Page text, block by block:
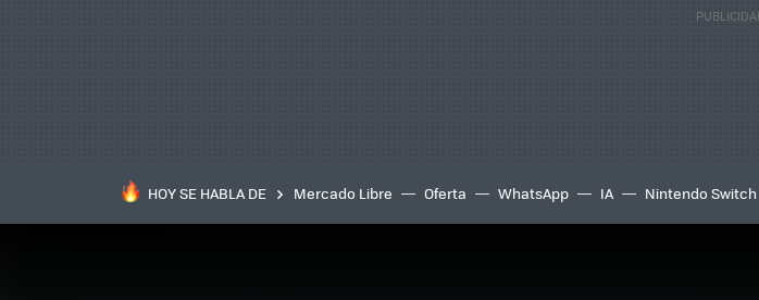
HOY SE HABLA DE Mercado Libre Oferta WhatsApp IA Nintendo Switch